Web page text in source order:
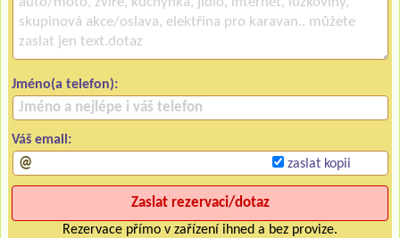
Jméno(a telefon):
Váš email:
zaslat kopii
Rezervace přímo v zařízení ihned a bez provize.